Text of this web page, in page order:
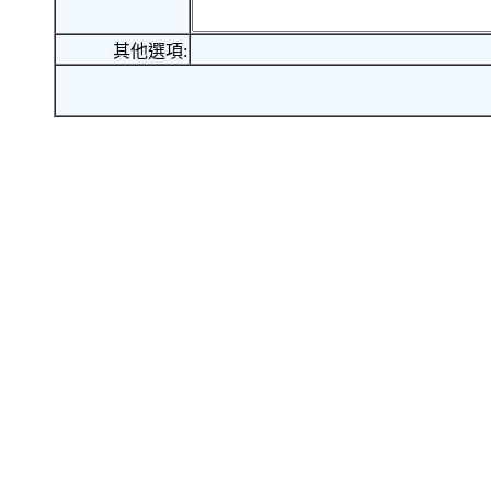
其他選項: